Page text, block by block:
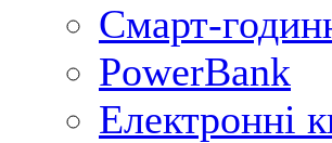
Смарт-
PowerBank
Електронні